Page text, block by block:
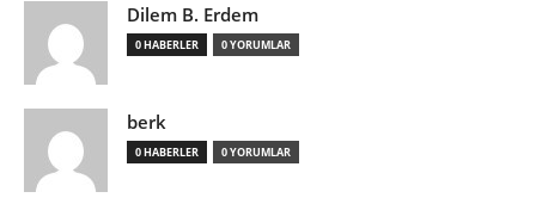
Dilem B. Erdem
0 HABERLER 0 YORUMLAR
berk
0 HABERLER 0 YORUMLAR